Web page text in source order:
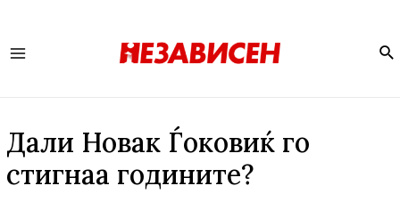
Дали Новак Ѓоковиќ гo
стигнаа годините?